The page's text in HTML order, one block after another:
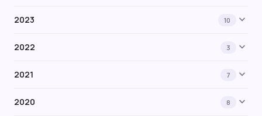
2023 10 expand_more
2022 3 expand_more
2021 7 expand_more
2020 8 expand_more